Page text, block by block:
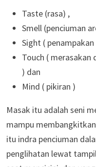
Taste (rasa) ,
Smell (penciuman
Sight ( penampakan
Touch ( merasakan
) dan
Mind ( pikiran )
Masak itu adalah seni
mampu
itu indra penciuman
penglihatan lewat